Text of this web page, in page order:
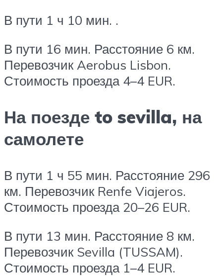
В пути 1 ч 10 мин. .
В пути 16 мин. Расстояние 6 км.
Перевозчик Aerobus Lisbon.
Стоимость проезда 4–4 EUR.
На поезде to sevilla, на
самолете
В пути 1 ч 55 мин. Расстояние 296
км. Перевозчик Renfe Viajeros.
Стоимость проезда 20–26 EUR.
В пути 13 мин. Расстояние 8 км.
Перевозчик Sevilla (TUSSAM).
Стоимость проезда 1–4 EUR.